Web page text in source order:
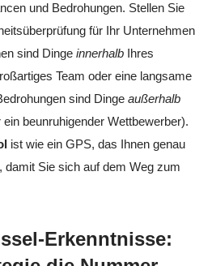
und Bedrohungen. Stellen Sie
für Ihr Unternehmen
sind Dinge innerhalb Ihres
Team oder eine langsame
sind Dinge außerhalb
beunruhigender Wettbewerber).
ist wie ein GPS, das Ihnen genau
damit Sie sich auf dem Weg zum
Erkenntnisse: